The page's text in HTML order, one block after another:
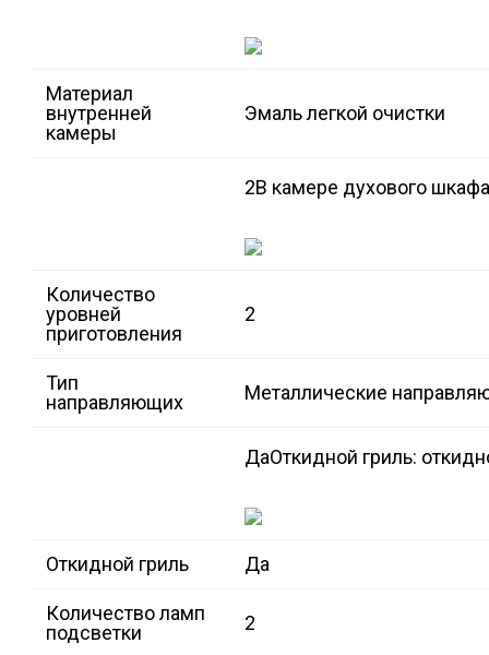
Материал
внутренней
камеры
Эмаль легкой очистки
2В камере духового
Количество
уровней
приготовления
2
Тип
направляющих
Металлические
ДаОткидной гриль:
Откидной гриль Да
Количество ламп
подсветки
2